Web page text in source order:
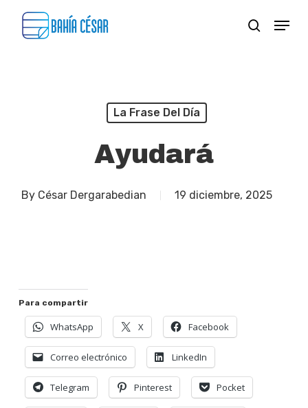
search
Menu
La Frase Del Día
Ayudará
By César Dergarabedian 19 diciembre, 2025
Para compartir
WhatsApp X Facebook
Correo electrónico LinkedIn
Telegram Pinterest Pocket